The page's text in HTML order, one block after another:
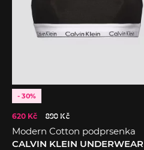
- 30%
620 Kč 890 Kč
Modern Cotton podprsenka
CALVIN KLEIN UNDERWEAR